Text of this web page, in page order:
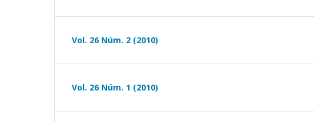
Vol. 26 Núm. 2 (2010)
Vol. 26 Núm. 1 (2010)